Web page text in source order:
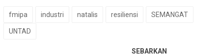
fmipa industri natalis resiliensi SEMANGAT
UNTAD
SEBARKAN